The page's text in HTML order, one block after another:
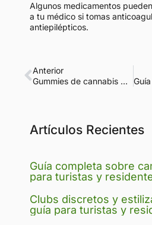
Algunos medicamentos
a tu médico si tomas
antiepilépticos.
Anterior
Gummies de cannabis para ansiedad y estrés: guía completa
Artículos Recientes
Guía completa sobre
para turistas y
Clubs discretos y
guía para turistas y